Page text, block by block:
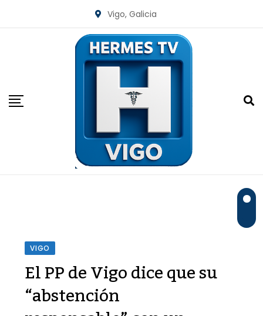
Vigo, Galicia
VIGO
El PP de Vigo dice que su
“abstención